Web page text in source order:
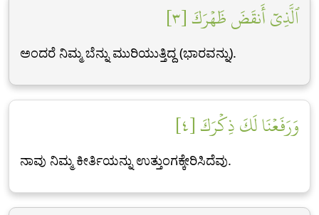
ٱلَّذِيٓ أَنقَضَ ظَهۡرَكَ [٣]
ಅಂದರೆ ನಿಮ್ಮ ಬೆನ್ನು ಮುರಿಯುತ್ತಿದ್ದ (ಭಾರವನ್ನು).
وَرَفَعۡنَا لَكَ ذِكۡرَكَ [٤]
ನಾವು ನಿಮ್ಮ ಕೀರ್ತಿಯನ್ನು ಉತ್ತುಂಗಕ್ಕೇರಿಸಿದೆವು.